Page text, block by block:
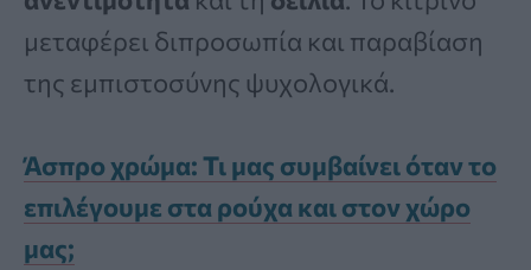
μεταφέρει διπροσωπία και παραβίαση
της εμπιστοσύνης ψυχολογικά.
Άσπρο χρώμα: Τι μας συμβαίνει όταν το
επιλέγουμε στα ρούχα και στον χώρο
μας;